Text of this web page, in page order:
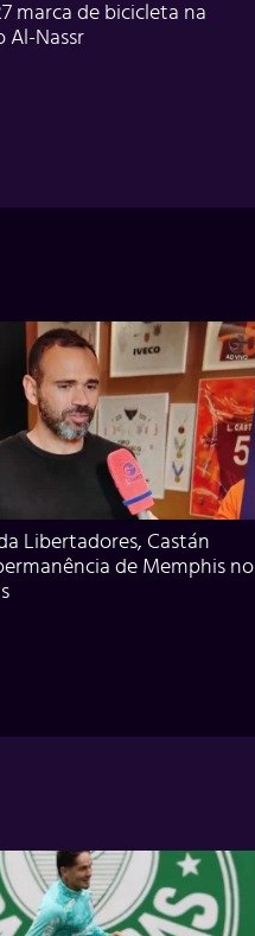
marca de bicicleta na
Al-Nassr
Libertadores, Castán
de Memphis no